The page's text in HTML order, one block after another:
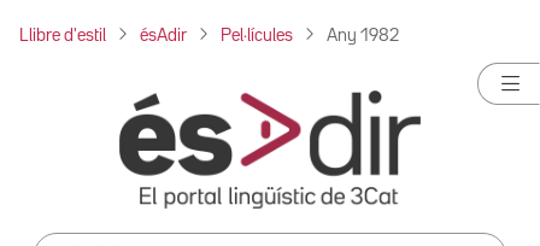
Llibre d'estil ésAdir Pel·lícules Any 1982